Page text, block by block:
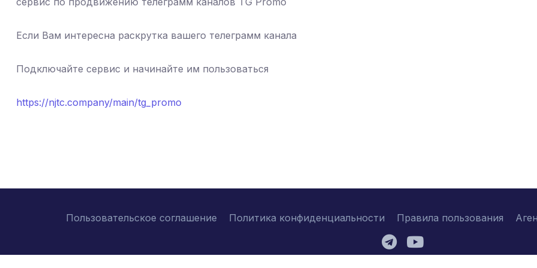
Если Вам интересна раскрутка вашего телеграмм канала
Подключайте сервис и начинайте им пользоваться
https://njtc.company/main/tg_promo
Пользовательское соглашение Политика конфиденциальности Правила пользования